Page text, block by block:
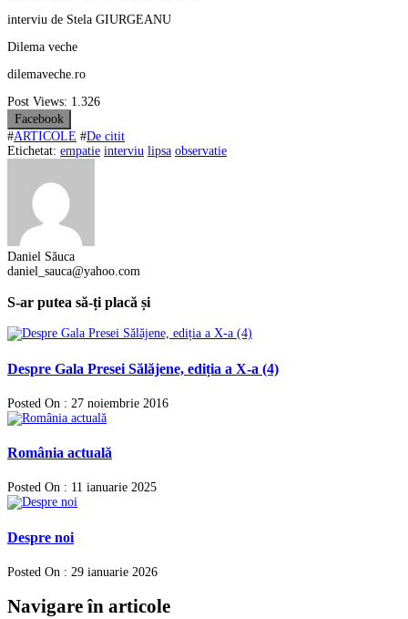
interviu de Stela GIURGEANU
Dilema veche
dilemaveche.ro
Post Views: 1.326
Facebook
#ARTICOLE #De citit
Etichetat: empatie interviu lipsa observatie
Daniel Săuca
daniel_sauca@yahoo.com
S-ar putea să-ți placă și
Despre Gala Presei Sălăjene, ediția a X-a (4)
Posted On : 27 noiembrie 2016
România actuală
Posted On : 11 ianuarie 2025
Despre noi
Posted On : 29 ianuarie 2026
Navigare în articole